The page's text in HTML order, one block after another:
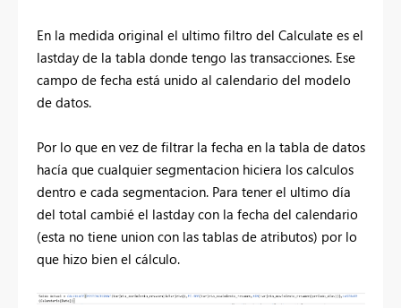
En la medida original el ultimo filtro del Calculate es el
lastday de la tabla donde tengo las transacciones. Ese
campo de fecha está unido al calendario del modelo
de datos.
Por lo que en vez de filtrar la fecha en la tabla de datos
hacía que cualquier segmentacion hiciera los calculos
dentro e cada segmentacion. Para tener el ultimo día
del total cambié el lastday con la fecha del calendario
(esta no tiene union con las tablas de atributos) por lo
que hizo bien el cálculo.